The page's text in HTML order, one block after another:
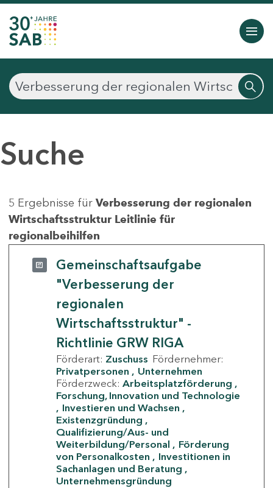
Suche
5 Ergebnisse für Verbesserung der regionalen
Wirtschaftsstruktur Leitlinie für
regionalbeihilfen
Gemeinschaftsaufgabe
"Verbesserung der
regionalen
Wirtschaftsstruktur" -
Richtlinie GRW RIGA
Förderart: Zuschuss Fördernehmer:
Privatpersonen
Unternehmen
Förderzweck: Arbeitsplatzförderung
Forschung, Innovation und Technologie
Investieren und Wachsen
Existenzgründung
Qualifizierung/Aus- und
Weiterbildung/Personal
Förderung
von Personalkosten
Investitionen in
Sachanlagen und Beratung
Unternehmensgründung